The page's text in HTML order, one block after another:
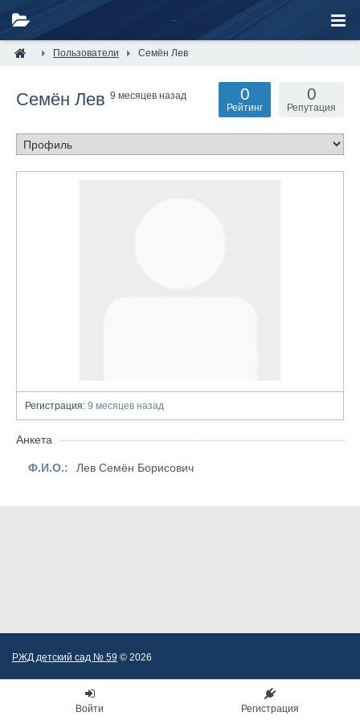
Пользователи Семён Лев
Семён Лев 9 месяцев назад 0
Репутация
0
Рейтинг
Регистрация: 9 месяцев назад
Анкета
Ф.И.О.: Лев Семён Борисович
РЖД детский сад № 59 © 2026
Войти Регистрация